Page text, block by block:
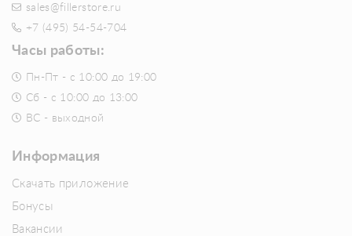
sales@fillerstore.ru
+7 (495) 54-54-704
Часы работы:
Пн-Пт - с 10:00 до 19:00
Сб - с 10:00 до 13:00
ВС - выходной
Информация
Скачать приложение
Бонусы
Вакансии